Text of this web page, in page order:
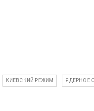
КИЕВСКИЙ РЕЖИМ ЯДЕРНОЕ